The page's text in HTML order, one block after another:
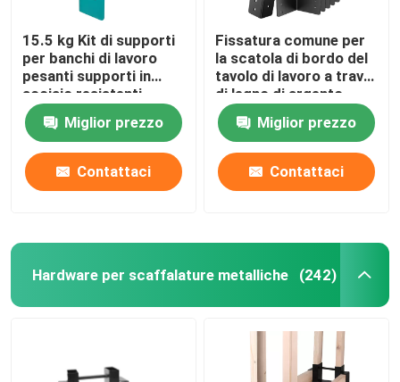
15.5 kg Kit di supporti
per banchi di lavoro
pesanti supporti in
acciaio resistenti
rivestiti in polvere
Miglior prezzo
Contattaci
Fissatura comune per
la scatola di bordo del
tavolo di lavoro a trave
di legno di argento
Miglior prezzo
Contattaci
Hardware per scaffalature metalliche (242)